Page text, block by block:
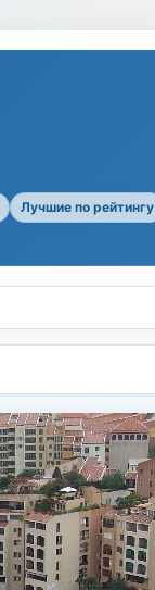
Лучшие по рейтингу